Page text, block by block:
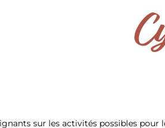
sur les activités possibles pour